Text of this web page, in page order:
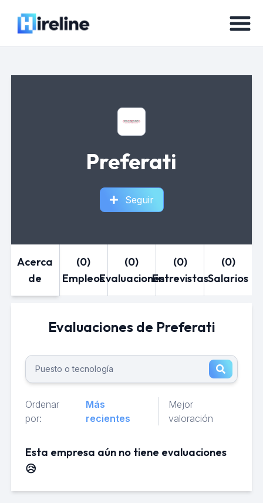
Preferati
Seguir
Acerca
de
(0)
Empleos
(0)
Evaluaciones
(0)
Entrevistas
(0)
Salarios
Evaluaciones de Preferati
Ordenar
por:
Más
recientes
Mejor
valoración
Esta empresa aún no tiene evaluaciones
😥